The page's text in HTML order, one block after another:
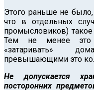
Этого раньше не было,
что в отдельных
промысловиков)
Тем не менее это
«затаривать»
превышающими это
Не допускается
посторонних